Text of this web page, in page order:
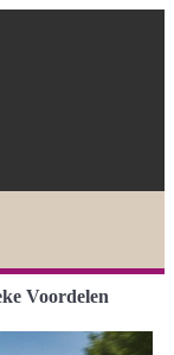
Voordelen